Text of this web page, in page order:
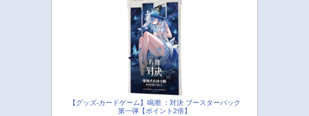
【グッズ-カードゲーム】鳴潮 ：対決 ブースターパック
第一弾【ポイント2倍】